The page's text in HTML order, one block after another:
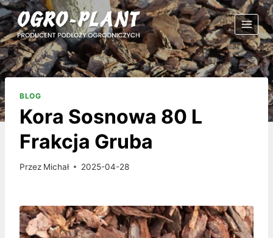
Przejdź
do
treści
BLOG
Kora Sosnowa 80 L
Frakcja Gruba
Przez Michał 2025-04-28